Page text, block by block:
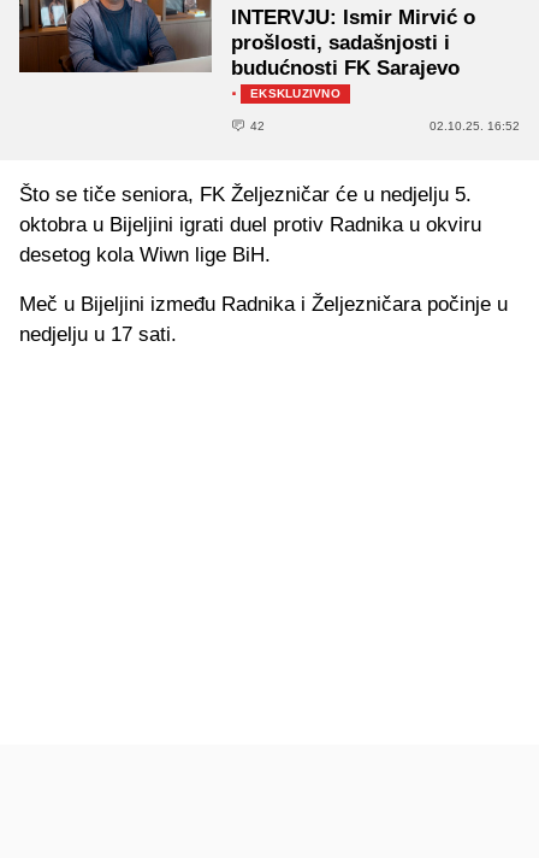
INTERVJU: Ismir Mirvić o
prošlosti, sadašnjosti i
budućnosti FK Sarajevo
· EKSKLUZIVNO
42 02.10.25. 16:52
Što se tiče seniora, FK Željezničar će u nedjelju 5.
oktobra u Bijeljini igrati duel protiv Radnika u okviru
desetog kola Wiwn lige BiH.
Meč u Bijeljini između Radnika i Željezničara počinje u
nedjelju u 17 sati.